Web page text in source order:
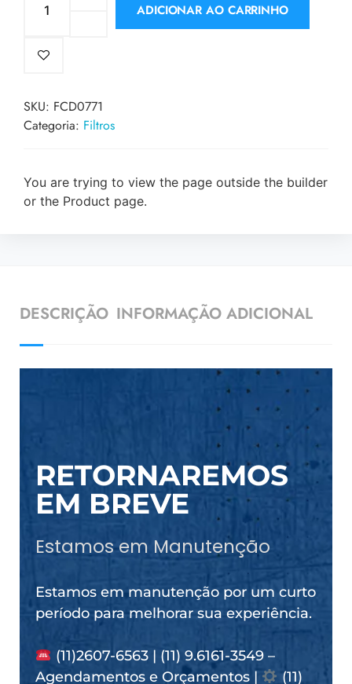
ADICIONAR AO CARRINHO
SKU: FCD0771
Categoria: Filtros
You are trying to view the page outside the builder
or the Product page.
DESCRIÇÃO INFORMAÇÃO ADICIONAL
RETORNAREMOS
EM BREVE
Estamos em Manutenção
Estamos em manutenção por um curto
período para melhorar sua experiência.
(11)2607-6563 | (11) 9.6161-3549 –
Agendamentos e Orçamentos |
(11)